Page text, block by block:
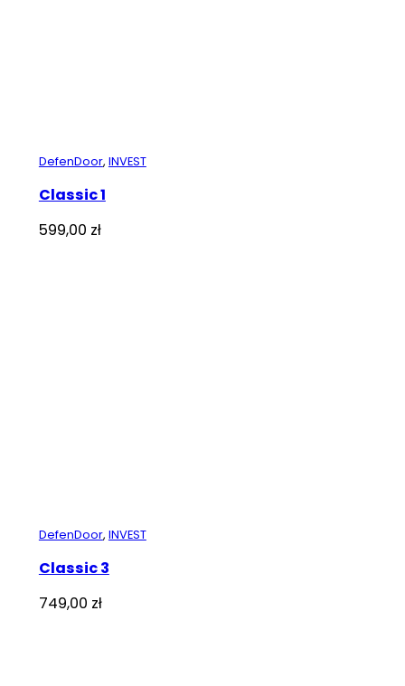
DefenDoor, INVEST
Classic 1
599,00 zł
DefenDoor, INVEST
Classic 3
749,00 zł